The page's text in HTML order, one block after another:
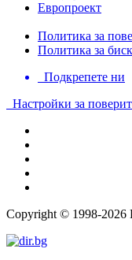
Европроект
Политика за
Политика за
Подкрепете ни
Настройки за
Copyright © 1998-2026